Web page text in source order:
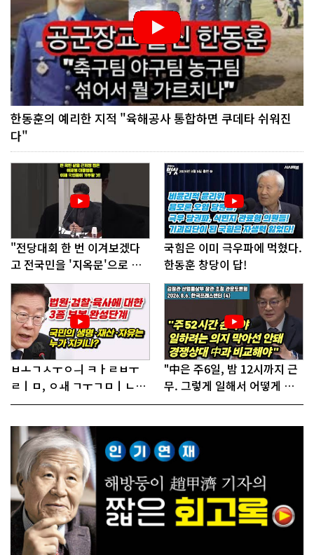
한동훈의 예리한 지적 "육해공사 통합하면 쿠데타 쉬워진
다"
"전당대회 한 번 이겨보겠다
고 전국민을 '지옥문'으로 밀
어!"
국힘은 이미 극우파에 먹혔다.
한동훈 창당이 답!
ㅂㅗㄱㅅㅜㅇㅢ ㅋㅏㄹㅂㅜ
ㄹㅣㅁ, ㅇㅙ ㄱㅜㄱㅁㅣㄴㄷ
ㅡㄹㅇㅣ ㄷㅏㅇㅎㅐㅇㅑ ㅎ
"中은 주6일, 밤 12시까지 근
무. 그렇게 일해서 어떻게 경
쟁하냐 반문하더라"